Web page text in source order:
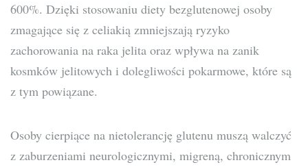
600%. Dzięki stosowaniu diety bezglutenowej osoby
zmagające się z celiakią zmniejszają ryzyko
zachorowania na raka jelita oraz wpływa na zanik
kosmków jelitowych i dolegliwości pokarmowe, które są
z tym powiązane.
Osoby cierpiące na nietolerancję glutenu muszą walczyć
z zaburzeniami neurologicznymi, migreną, chronicznym